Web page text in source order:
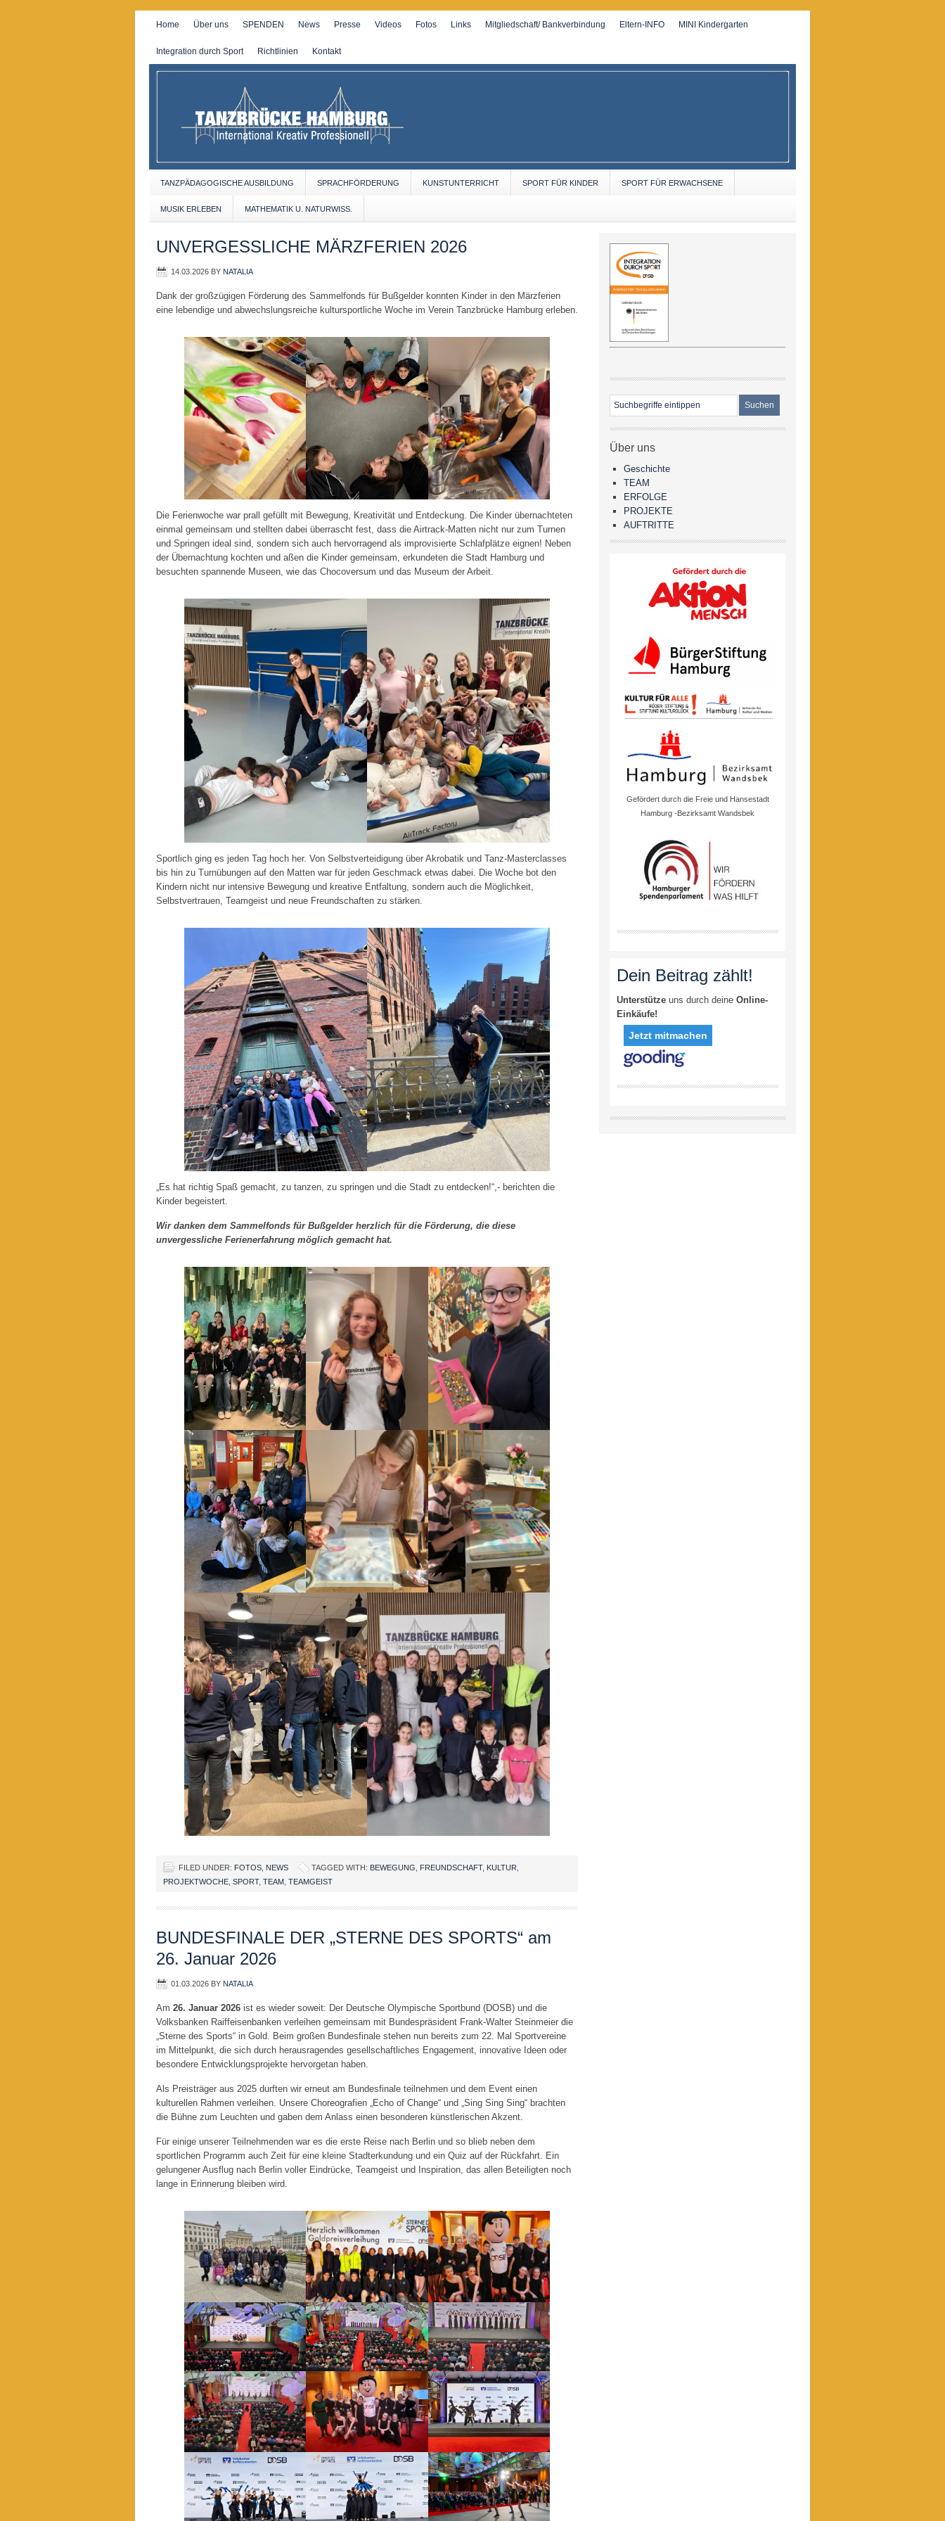
Home Über uns SPENDEN News Presse Videos Fotos Links Mitgliedschaft/ Bankverbindung Eltern-INFO MINI Kindergarten
Integration durch Sport Richtlinien Kontakt
TANZPÄDAGOGISCHE AUSBILDUNG SPRACHFÖRDERUNG KUNSTUNTERRICHT SPORT FÜR KINDER SPORT FÜR ERWACHSENE
MUSIK ERLEBEN MATHEMATIK U. NATURWISS.
UNVERGESSLICHE MÄRZFERIEN 2026
14.03.2026 BY NATALIA
Dank der großzügigen Förderung des Sammelfonds für Bußgelder konnten Kinder in den Märzferien
eine lebendige und abwechslungsreiche kultursportliche Woche im Verein Tanzbrücke Hamburg erleben.
Die Ferienwoche war prall gefüllt mit Bewegung, Kreativität und Entdeckung. Die Kinder übernachteten
einmal gemeinsam und stellten dabei überrascht fest, dass die Airtrack-Matten nicht nur zum Turnen
und Springen ideal sind, sondern sich auch hervorragend als improvisierte Schlafplätze eignen! Neben
der Übernachtung kochten und aßen die Kinder gemeinsam, erkundeten die Stadt Hamburg und
besuchten spannende Museen, wie das Chocoversum und das Museum der Arbeit.
Sportlich ging es jeden Tag hoch her. Von Selbstverteidigung über Akrobatik und Tanz-Masterclasses
bis hin zu Turnübungen auf den Matten war für jeden Geschmack etwas dabei. Die Woche bot den
Kindern nicht nur intensive Bewegung und kreative Entfaltung, sondern auch die Möglichkeit,
Selbstvertrauen, Teamgeist und neue Freundschaften zu stärken.
„Es hat richtig Spaß gemacht, zu tanzen, zu springen und die Stadt zu entdecken!“,- berichten die
Kinder begeistert.
Wir danken dem Sammelfonds für Bußgelder herzlich für die Förderung, die diese
unvergessliche Ferienerfahrung möglich gemacht hat.
FILED UNDER: FOTOS NEWS TAGGED WITH: BEWEGUNG FREUNDSCHAFT, KULTUR
PROJEKTWOCHE SPORT, TEAM TEAMGEIST
BUNDESFINALE DER „STERNE DES SPORTS“ am
26. Januar 2026
01.03.2026 BY NATALIA
Am 26. Januar 2026 ist es wieder soweit: Der Deutsche Olympische Sportbund (DOSB) und die
Volksbanken Raiffeisenbanken verleihen gemeinsam mit Bundespräsident Frank-Walter Steinmeier die
„Sterne des Sports“ in Gold. Beim großen Bundesfinale stehen nun bereits zum 22. Mal Sportvereine
im Mittelpunkt, die sich durch herausragendes gesellschaftliches Engagement, innovative Ideen oder
besondere Entwicklungsprojekte hervorgetan haben.
Als Preisträger aus 2025 durften wir erneut am Bundesfinale teilnehmen und dem Event einen
kulturellen Rahmen verleihen. Unsere Choreografien „Echo of Change“ und „Sing Sing Sing“ brachten
die Bühne zum Leuchten und gaben dem Anlass einen besonderen künstlerischen Akzent.
Für einige unserer Teilnehmenden war es die erste Reise nach Berlin und so blieb neben dem
sportlichen Programm auch Zeit für eine kleine Stadterkundung und ein Quiz auf der Rückfahrt. Ein
gelungener Ausflug nach Berlin voller Eindrücke, Teamgeist und Inspiration, das allen Beteiligten noch
lange in Erinnerung bleiben wird.
Über uns
Geschichte
TEAM
ERFOLGE
PROJEKTE
AUFTRITTE
Gefördert durch die Freie und Hansestadt
Hamburg -Bezirksamt Wandsbek
Dein Beitrag zählt!
Unterstütze uns durch deine Online-
Einkäufe!
Jetzt mitmachen